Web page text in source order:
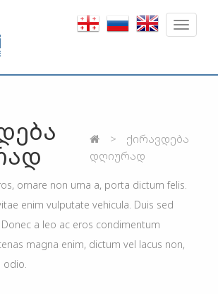
Toggle
ქირავდება
დღიურად
ornare non urna a, porta dictum felis.
enim vulputate vehicula. Duis sed
a leo ac eros condimentum
magna enim, dictum vel lacus non,